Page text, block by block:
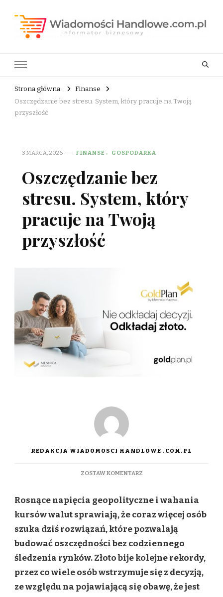
Strona główna
Finanse
Oszczędzanie bez stresu. System, który pracuje na Twoją
przyszłość
3 MARCA, 2026 FINANSE GOSPODARKA
Oszczędzanie bez
stresu. System, który
pracuje na Twoją
przyszłość
REDAKCJA WIADOMOSCI HANDLOWE .COM.PL
ZOSTAW KOMENTARZDO
STRESU.
SYSTEM,
KTÓRY
PRACUJE
NA
TWOJĄ
PRZYSZŁOŚĆ
Rosnące napięcia geopolityczne i wahania
kursów walut sprawiają, że coraz więcej osób
szuka dziś rozwiązań, które pozwalają
budować oszczędności bez codziennego
śledzenia rynków. Złoto bije kolejne rekordy,
przez co wiele osób wstrzymuje się z decyzją,
ze względu na pojawiającą się obawę, że jest